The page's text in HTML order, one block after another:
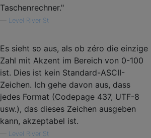
Taschenrechner."
Level River St
Es sieht so aus, als ob zéro die einzige
Zahl mit Akzent im Bereich von 0-100
ist. Dies ist kein Standard-ASCII-
Zeichen. Ich gehe davon aus, dass
jedes Format (Codepage 437, UTF-8
usw.), das dieses Zeichen ausgeben
kann, akzeptabel ist.
Level River St